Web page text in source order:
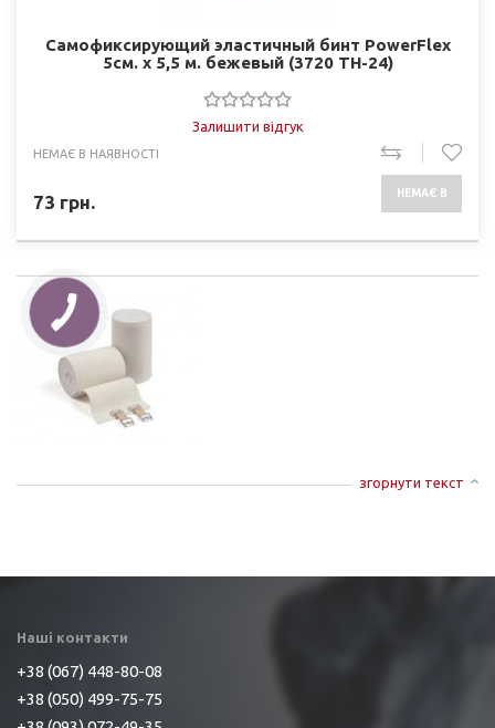
Самофиксирующий эластичный бинт PowerFlex
5см. х 5,5 м. бежевый (3720 TH-24)
Залишити відгук
НЕМАЄ В НАЯВНОСТІ
73 грн. НЕМАЄ В
згорнути текст
Наші контакти
+38 (067) 448-80-08
+38 (050) 499-75-75